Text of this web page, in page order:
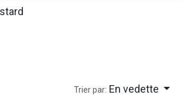
Trier par: En vedette